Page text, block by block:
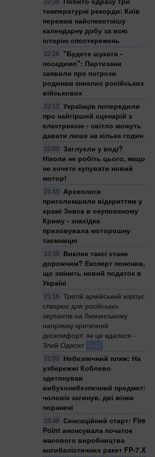
22:39
температурні рекорди: Київ
пережив найспекотнішу
календарну добу за всю
історію спостережень
22:26
"Будете шукати -
посадимо": Партизани
заявили про погрози
родинам зниклих російських
військових
22:12
Українців попередили
про найгірший сценарій з
електрикою - світло можуть
давати лише на кілька годин
22:00
Заглухли у воді?
Ніколи не робіть цього, якщо
не хочете купувати новий
мотор!
21:45
Археологи
приголомшили відкриттям у
храмі Зевса в окупованому
Криму - знахідка
приховувала моторошну
таємницю
21:30
Виклик таксі стане
дорожчим? Експерт пояснив,
що змінить новий податок в
Україні
21:16
Третій армійський корпус
створює для російських
окупантів на Лиманському
напрямку критичний
дискомфорт: як це вдалося -
Злий Одесит Блог
21:02
Небезпечний пляж: На
узбережжі Коблево
здетонував
вибухонебезпечний предмет:
чоловік загинув, дві жінки
поранені
20:48
Сенсаційний старт: Fire
Point анонсувала початок
масового виробництва
антибалістичних ракет FP-7.X